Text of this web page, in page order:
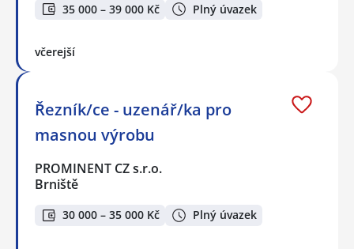
35 000 – 39 000 Kč Plný úvazek
včerejší
Řezník/ce - uzenář/ka pro
masnou výrobu
PROMINENT CZ s.r.o.
Brniště
30 000 – 35 000 Kč Plný úvazek